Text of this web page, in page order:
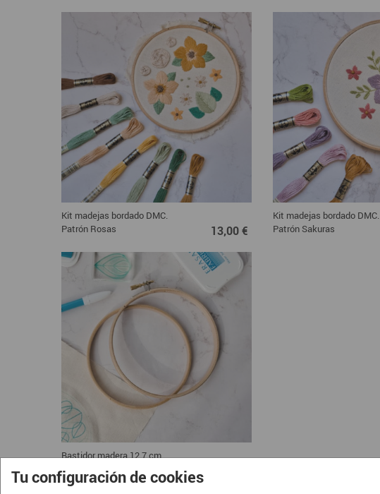
Tu configuración de cookies
Kit madejas bordado DMC.
Patrón Rosas
13,00 €
Kit madejas bordado DMC.
Patrón Sakuras
Bastidor madera 12,7 cm 5,00 €